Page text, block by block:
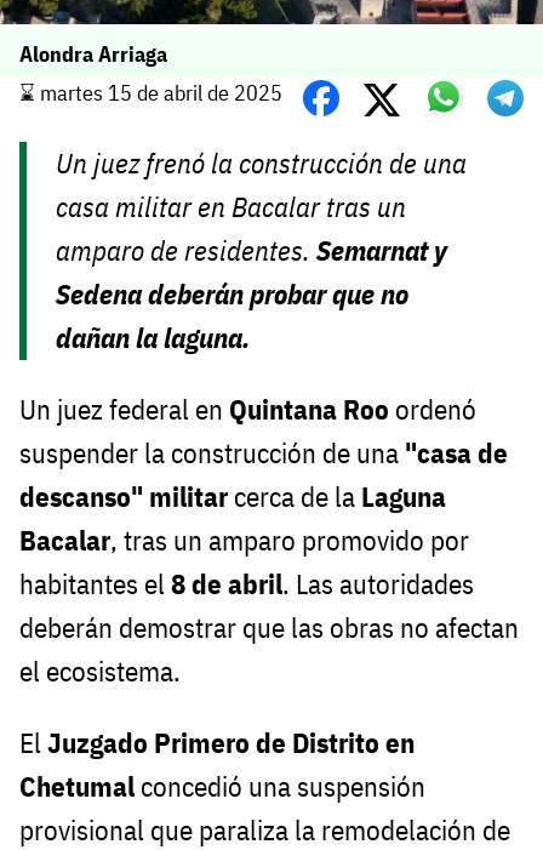
Alondra Arriaga
⌛️ martes 15 de abril de 2025
Un juez frenó la construcción de una
casa militar en Bacalar tras un
amparo de residentes.Semarnat y
Sedena deberán probar que no
dañan la laguna.
Un juez federal en Quintana Roo ordenó
suspender la construcción de una "casa de
descanso" militar cerca de la Laguna
Bacalar, tras un amparo promovido por
habitantes el 8 de abril. Las autoridades
deberán demostrar que las obras no afectan
el ecosistema.
El Juzgado Primero de Distrito en
Chetumal concedió una suspensión
provisional que paraliza la remodelación de